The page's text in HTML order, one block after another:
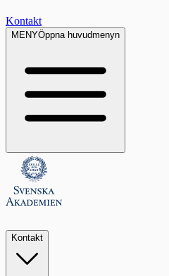
Kontakt
MENYÖppna huvudmenyn
Kontakt